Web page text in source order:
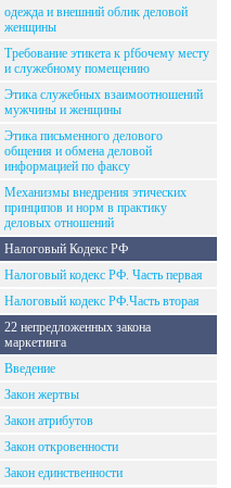
одежда и внешний облик деловой
женщины
Требование этикета к рfбочему месту
и служебному помещению
Этика служебных взаимоотношений
мужчины и женщины
Этика письменного делового
общения и обмена деловой
информацией по факсу
Механизмы внедрения этических
принципов и норм в практику
деловых отношений
Налоговый Кодекс РФ
Налоговый кодекс РФ. Часть первая
Налоговый кодекс РФ.Часть вторая
22 непредложенных закона
маркетинга
Введение
Закон жертвы
Закон атрибутов
Закон откровенности
Закон единственности